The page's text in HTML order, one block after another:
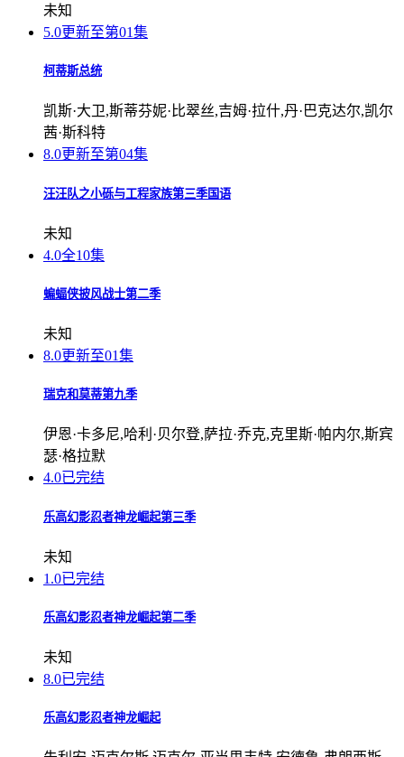
未知
5.0更新至第01集
柯蒂斯总统
凯斯·大卫,斯蒂芬妮·比翠丝,吉姆·拉什,丹·巴克达尔,凯尔
茜·斯科特
8.0更新至第04集
汪汪队之小砾与工程家族第三季国语
未知
4.0全10集
蝙蝠侠披风战士第二季
未知
8.0更新至01集
瑞克和莫蒂第九季
伊恩·卡多尼,哈利·贝尔登,萨拉·乔克,克里斯·帕内尔,斯宾
瑟·格拉默
4.0已完结
乐高幻影忍者神龙崛起第三季
未知
1.0已完结
乐高幻影忍者神龙崛起第二季
未知
8.0已完结
乐高幻影忍者神龙崛起